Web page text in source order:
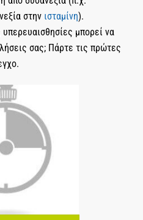
στην ισταμίνη).
μπορεί να
σας; Πάρτε τις πρώτες